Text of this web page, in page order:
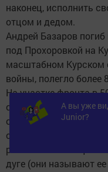
наконец, исполнить
отцом и дедом.
Андрей Базаров
под Прохоровкой на
масштабном Курском
войны, полегло
На участке фронта в
сторон было стянуто
орудий и минометов,
орудий, 12.тыс.
рассказали
дуге (они называют
А вы уже
Junior?